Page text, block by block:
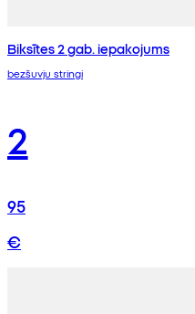
Biksītes 2 gab. iepakojums
bezšuvju stringi
2
95
€